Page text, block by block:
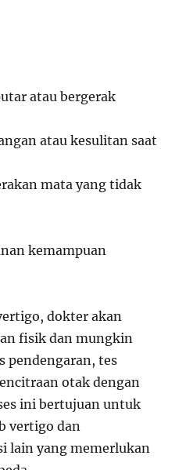
atau bergerak
atau kesulitan saat
mata yang tidak
kemampuan
dokter akan
fisik dan mungkin
pendengaran, tes
otak dengan
ini bertujuan untuk
vertigo dan
lain yang memerlukan